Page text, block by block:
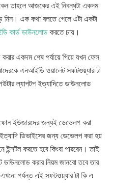
তাহলে আজকের এই নিবন্ধটা একদম
নিন। এক কথা বলতে গেলে এটা একটা
কার্ড ডাউনলোড করতে চায়।
একদম শেষ পর্যায়ে গিয়ে যখন ফেস
এনআইডি ওয়ালেট সফটওয়্যার টা
ল্যাপটপ ইত্যাদিতে ডাউনলোড
ফোন ইউজারদের জন্যই ডেভেলপ করা
ডিভাইসের জন্য ডেভেলপ করা হয়
করতে হবে কিংবা পারবেন। তাই
করার নিয়ম জানবো তবে তার
এখনো পর্যন্ত এই সফটওয়্যার টা কি এ